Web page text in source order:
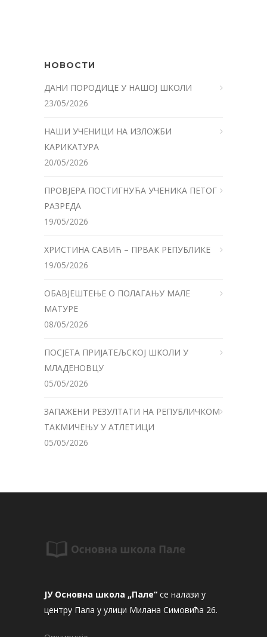
НОВОСТИ
ДАНИ ПОРОДИЦЕ У НАШОЈ ШКОЛИ
23/05/2026
НАШИ УЧЕНИЦИ НА ИЗЛОЖБИ
КАРИКАТУРА
20/05/2026
ПРОВЈЕРА ПОСТИГНУЋА УЧЕНИКА ПЕТОГ
РАЗРЕДА
19/05/2026
ХРИСТИНА САВИЋ – ПРВАК РЕПУБЛИКЕ
19/05/2026
ОБАВЈЕШТЕЊЕ О ПОЛАГАЊУ МАЛЕ
МАТУРЕ
08/05/2026
ПОСЈЕТА ПРИЈАТЕЉСКОЈ ШКОЛИ У
МЛАДЕНОВЦУ
05/05/2026
ЗАПАЖЕНИ РЕЗУЛТАТИ НА РЕПУБЛИЧКОМ
ТАКМИЧЕЊУ У АТЛЕТИЦИ
05/05/2026
ЈУ Основна школа „Пале“ се налази у
центру Пала у улици Милана Симовића 26.